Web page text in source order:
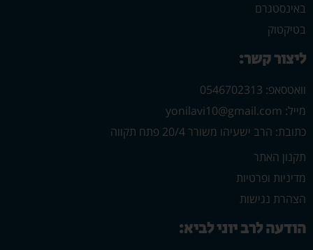
באינסטגרם
בטיקטוק
ליצור קשר:
וואטסאפ: 0546702313
מייל: yonilavi10@gmail.com
כתובת: הרב ישעיהו משורר 20/4 פתח תקווה
תקנון האתר
מדיניות ופרטיות
הצהרת נגישות
הודעה לרב יוני לביא: